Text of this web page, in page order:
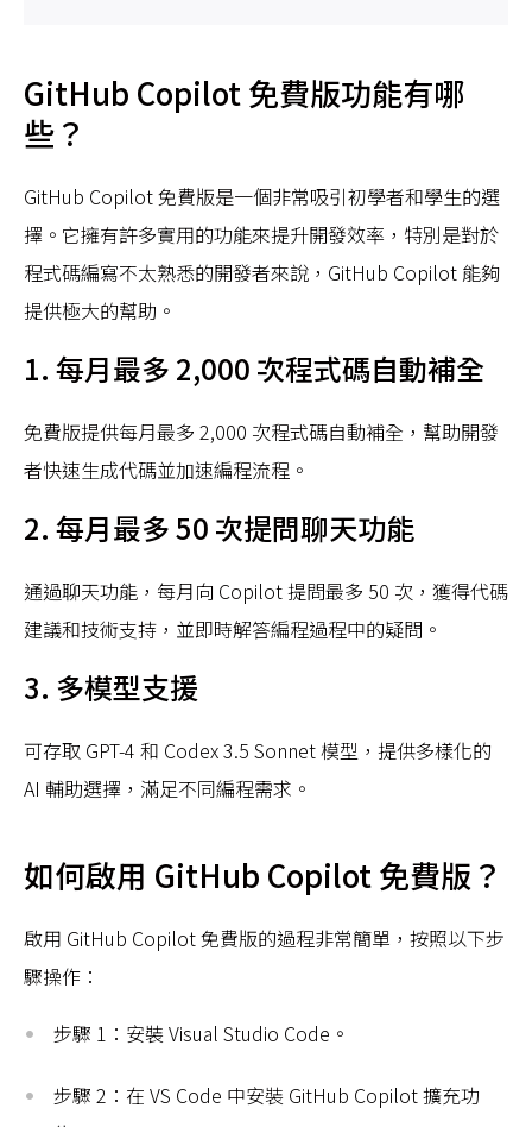
GitHub Copilot 免費版功能有哪
些？
GitHub Copilot 免費版是一個非常吸引初學者和學生的選
擇。它擁有許多實用的功能來提升開發效率，特別是對於
程式碼編寫不太熟悉的開發者來說，GitHub Copilot 能夠
提供極大的幫助。
1. 每月最多 2,000 次程式碼自動補全
免費版提供每月最多 2,000 次程式碼自動補全，幫助開發
者快速生成代碼並加速編程流程。
2. 每月最多 50 次提問聊天功能
通過聊天功能，每月向 Copilot 提問最多 50 次，獲得代碼
建議和技術支持，並即時解答編程過程中的疑問。
3. 多模型支援
可存取 GPT-4 和 Codex 3.5 Sonnet 模型，提供多樣化的
AI 輔助選擇，滿足不同編程需求。
如何啟用 GitHub Copilot 免費版？
啟用 GitHub Copilot 免費版的過程非常簡單，按照以下步
驟操作：
步驟 1：安裝 Visual Studio Code。
步驟 2：在 VS Code 中安裝 GitHub Copilot 擴充功